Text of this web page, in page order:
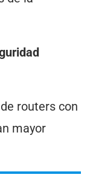
routers con
mayor